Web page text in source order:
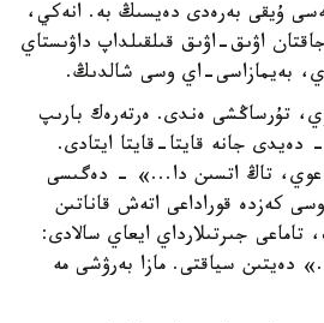
ۇيقى بەرەدى دەيسىڭ بە. انەكي،
اۋىق-اۋىق قىلقىلداپ داۋىستاي
بەيمازاسى-اي وسى شالدىڭ.
تۇرساڭشى ەندى. ەرتەرەك بارىپ
جانە قايتا-قايتا ايتادى.
عوي، تاڭ اتسىن دا...» - دەگىسى
كەزدە قوراداعى اتەش قاناتىن
جىرتىلارداي ايعاي سالادى:
سياقتى. مازا بەرۋشى مە